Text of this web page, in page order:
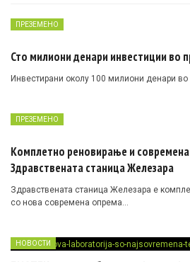
ПРЕЗЕМЕНО
Сто милиони денари инвестиции во
Инвестирани околу 100 милиони денари
ПРЕЗЕМЕНО
Комплетно реновирање и
Здравствената станица Железара
Здравствената станица Железара е
со нова современа опрема…
НОВОСТИ